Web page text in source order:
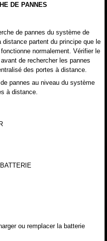
DE PANNES
de pannes du système de
partent du principe que le
normalement. Vérifier le
de rechercher les pannes
des portes à distance.
pannes au niveau du système
à distance.
ou remplacer la batterie